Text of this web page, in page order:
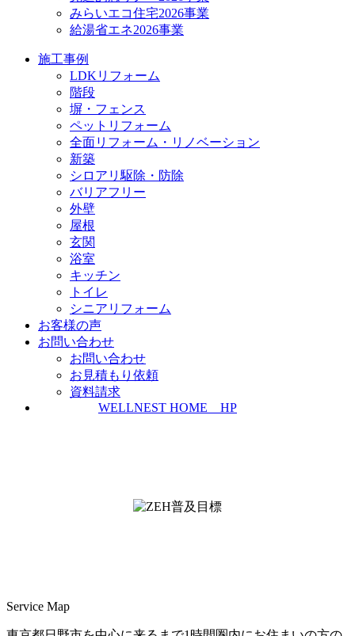
みらいエコ住宅2026事業
給湯省エネ2026事業
施工事例
LDKリフォーム
階段
塀・フェンス
ペットリフォーム
全面リフォーム・リノベーション
新築
シロアリ駆除・防除
バリアフリー
外壁
屋根
玄関
浴室
キッチン
トイレ
シニアリフォーム
お客様の声
お問い合わせ
お問い合わせ
お見積もり依頼
資料請求
WELLNEST HOME HP
Service Map